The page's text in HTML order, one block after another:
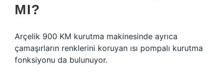
MI?
Arçelik 900 KM kurutma makinesinde ayrıca
çamaşırların renklerini koruyan ısı pompalı kurutma
fonksiyonu da bulunuyor.